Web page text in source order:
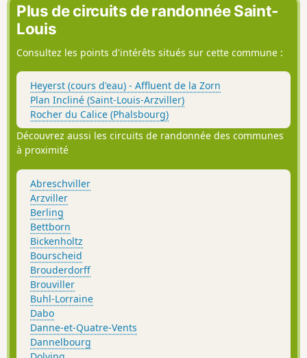
Plus de circuits de randonnée Saint-
Louis
Consultez les points d'intérêts situés sur cette commune :
Heyerst (cours d'eau) - Affluent de la Zorn
Plan Incliné (Saint-Louis-Arzviller)
Rocher du Calice (Phalsbourg)
Découvrez aussi les circuits de randonnée des communes
à proximité
Abreschviller
Arzviller
Berling
Bettborn
Bickenholtz
Bourscheid
Brouderdorff
Brouviller
Buhl-Lorraine
Dabo
Danne-et-Quatre-Vents
Dannelbourg